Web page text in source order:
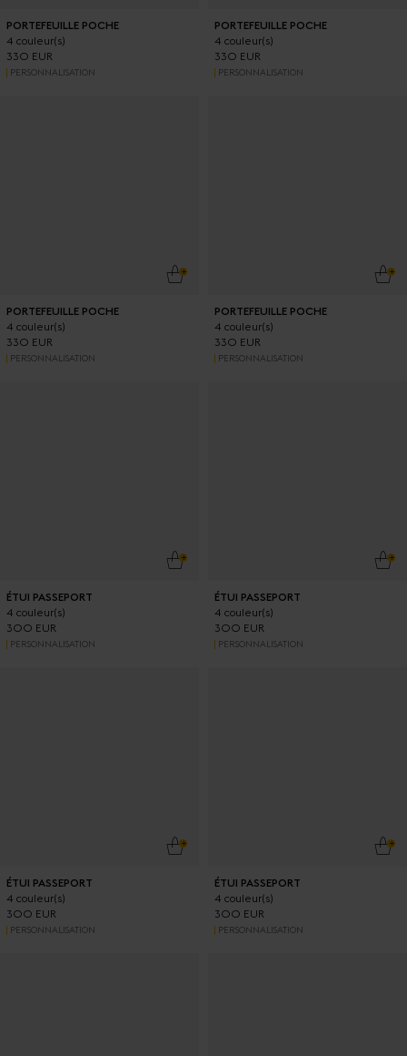
PORTEFEUILLE POCHE
4 couleur(s)
330 EUR
PERSONNALISATION
PORTEFEUILLE POCHE
4 couleur(s)
330 EUR
PERSONNALISATION
AJOUTER AU PANIER
PORTEFEUILLE POCHE
4 couleur(s)
330 EUR
PERSONNALISATION
PORTEFEUILLE POCHE
4 couleur(s)
330 EUR
PERSONNALISATION
AJOUTER AU PANIER
ÉTUI PASSEPORT
4 couleur(s)
300 EUR
PERSONNALISATION
ÉTUI PASSEPORT
4 couleur(s)
300 EUR
PERSONNALISATION
AJOUTER AU PANIER
ÉTUI PASSEPORT
4 couleur(s)
300 EUR
PERSONNALISATION
ÉTUI PASSEPORT
4 couleur(s)
300 EUR
PERSONNALISATION